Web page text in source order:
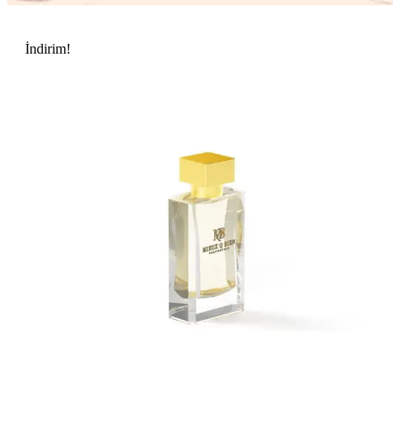
İndirim!